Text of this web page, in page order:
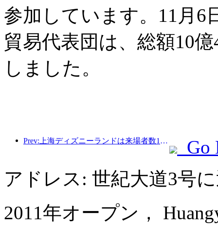
参加しています。11月6
貿易代表団は、総額10
しました。
Prev:上海ディズニーランドは来場者数1億人を突破し、4つ目のテーマホテルをオープンして拡張される予定。
Go
アドレス: 世紀大道3号
2011年オープン，